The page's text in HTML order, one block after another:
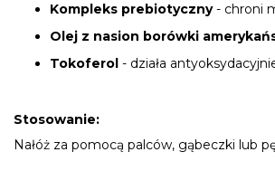
Kompleks prebiotyczny- chroni
Olej z nasion borówki
Tokoferol - działa
Stosowanie:
Nałóż za pomocą palców, gąbeczki lub